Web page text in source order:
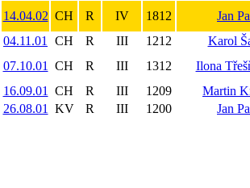
14.04.02 CH R IV 1812 Jan
04.11.01
CH R III 1212 Karol
07.10.01
CH R III 1312 Ilona
16.09.01
CH R III 1209 Martin
26.08.01
KV R III 1200 Jan